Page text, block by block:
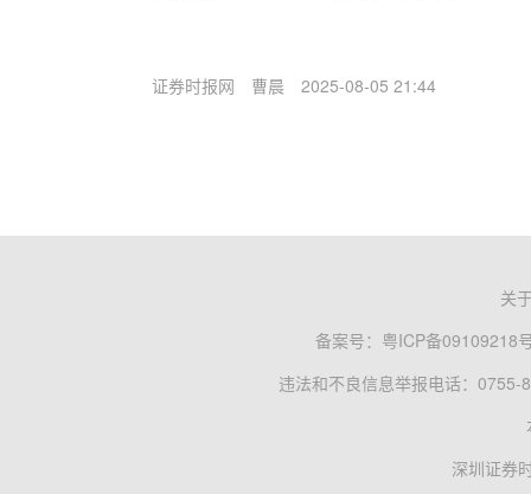
证券时报网 曹晨 2025-08-05 21:44
关
备案号： 粤ICP备09109218
违法和不良信息举报电话：0755-
深圳证券